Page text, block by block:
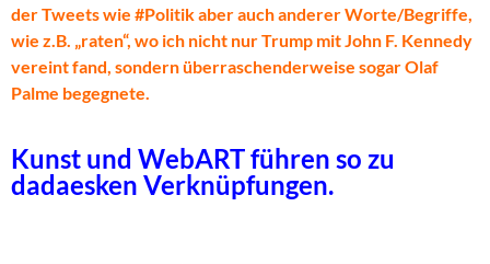
der Tweets wie #Politik aber auch anderer Worte/Begriffe,
wie z.B. „raten“, wo ich nicht nur Trump mit John F. Kennedy
vereint fand, sondern überraschenderweise sogar Olaf
Palme begegnete.
Kunst und WebART führen so zu
dadaesken Verknüpfungen.